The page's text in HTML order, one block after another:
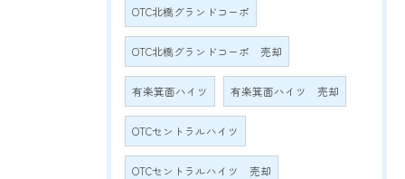
OTC北橋グランドコーポ
OTC北橋グランドコーポ 売却
有楽箕面ハイツ 有楽箕面ハイツ 売却
OTCセントラルハイツ
OTCセントラルハイツ 売却